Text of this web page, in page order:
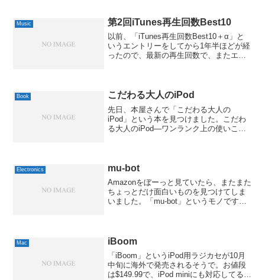
Music 第2回iTunes再生回数Best10
以前、「iTunes再生回数Best10＋α」と
いうエントリーをしてから1年半ほどが経
ったので、最新の再生回数で、またエン
2...
Book こだわる大人のiPod
先日、本屋さんで「こだわる大人の
iPod」という本を見つけました。こだわ
る大人のiPod―ワンランク上の使いこな
Electronics mu-bot
Amazonをぼーっと見ていたら、またまた
ちょっとだけ面白いものを見つけてしま
いました。「mu-bot」というモノです。
Mac iBoom
「iBoom」というiPod用ラジカセが10月
中旬に海外で発売されるそうで。お値段
は$149.99で、iPod miniにも対応してるよ